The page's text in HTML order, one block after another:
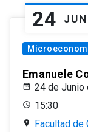
24 JUN
Emanuele
24 de Junio
15:30
Facultad de